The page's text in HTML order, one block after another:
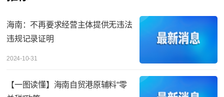
海南：不再要求经营主体提供无违法
违规记录证明
2024-10-31
【一图读懂】海南自贸港原辅料“零